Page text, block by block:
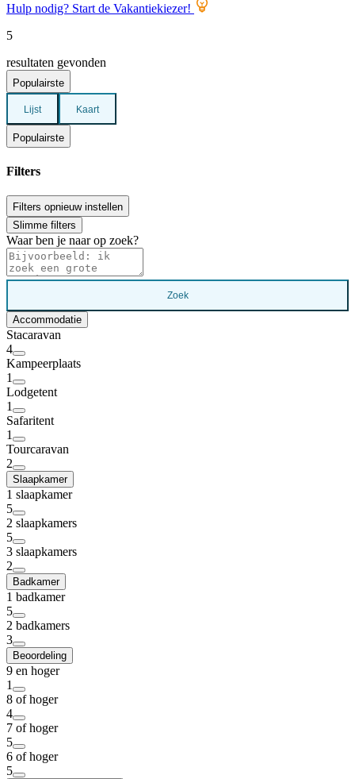
Hulp nodig? Start de Vakantiekiezer!
5
resultaten gevonden
Populairste
Lijst Kaart
Populairste
Filters
Filters opnieuw instellen
Slimme filters
Waar ben je naar op zoek?
Zoek
Accommodatie
Stacaravan
4
Kampeerplaats
1
Lodgetent
1
Safaritent
1
Tourcaravan
2
Slaapkamer
1 slaapkamer
5
2 slaapkamers
5
3 slaapkamers
2
Badkamer
1 badkamer
5
2 badkamers
3
Beoordeling
9 en hoger
1
8 of hoger
4
7 of hoger
5
6 of hoger
5